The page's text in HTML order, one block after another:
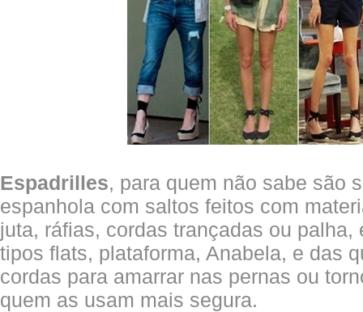
Espadrilles, para quem não sabe são
espanhola com saltos feitos com
juta, ráfias, cordas trançadas ou palha,
tipos flats, plataforma, Anabela, e das
cordas para amarrar nas pernas ou
quem as usam mais segura.